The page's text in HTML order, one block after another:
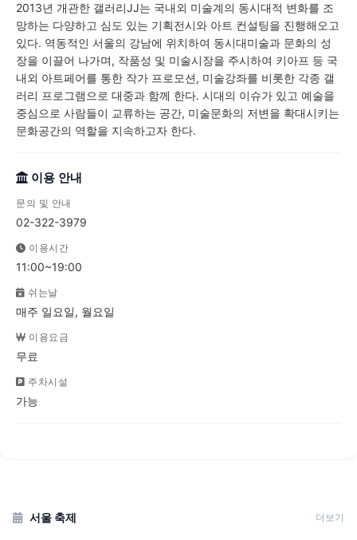
2013년 개관한 갤러리JJ는 국내외 미술계의 동시대적 변화를 조
망하는 다양하고 심도 있는 기획전시와 아트 컨설팅을 진행해오고
있다. 역동적인 서울의 강남에 위치하여 동시대미술과 문화의 성
장을 이끌어 나가며, 작품성 및 미술시장을 주시하여 키아프 등 국
내외 아트페어를 통한 작가 프로모션, 미술강좌를 비롯한 각종 갤
러리 프로그램으로 대중과 함께 한다. 시대의 이슈가 있고 예술을
중심으로 사람들이 교류하는 공간, 미술문화의 저변을 확대시키는
문화공간의 역할을 지속하고자 한다.
이용 안내
문의 및 안내
02-322-3979
이용시간
11:00~19:00
쉬는날
매주 일요일, 월요일
이용요금
무료
주차시설
가능
서울 축제 더보기